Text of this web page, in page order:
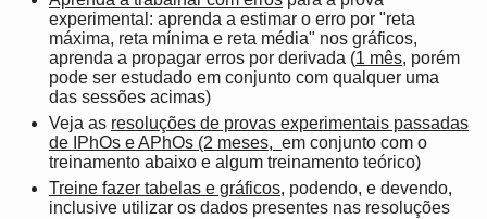
experimental: aprenda a estimar o erro por "reta
máxima, reta mínima e reta média" nos gráficos,
aprenda a propagar erros por derivada (1 mês, porém
pode ser estudado em conjunto com qualquer uma
das sessões acimas)
Veja as resoluções de provas experimentais passadas
de IPhOs e APhOs (2 meses, em conjunto com o
treinamento abaixo e algum treinamento teórico)
Treine fazer tabelas e gráficos, podendo, e devendo,
inclusive utilizar os dados presentes nas resoluções